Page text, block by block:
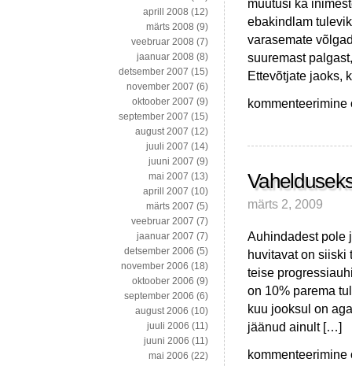
muutusi ka
ebakindlam
varasemate
suuremast
Ettevõtjate jaoks,
Antropoloog
muutumisest
märts 2, 2009
Auhindadest pole
huvitavat on siiski
teise
on 10% parema
kuu jooksul on
jäänud ainult […]
Vahelduseks
aprill 2008 (12)
märts 2008 (9)
veebruar 2008 (7)
jaanuar 2008 (8)
detsember 2007 (15)
november 2007 (6)
oktoober 2007 (9)
september 2007 (15)
august 2007 (12)
juuli 2007 (14)
juuni 2007 (9)
mai 2007 (13)
aprill 2007 (10)
märts 2007 (5)
veebruar 2007 (7)
jaanuar 2007 (7)
detsember 2006 (5)
november 2006 (18)
oktoober 2006 (9)
september 2006 (6)
august 2006 (10)
juuli 2006 (11)
juuni 2006 (11)
mai 2006 (22)